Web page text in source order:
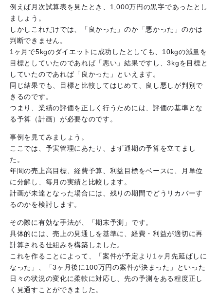
例えば月次試算表を見たとき、1,000万円の黒字であったとし
ましょう。
しかしこれだけでは、「良かった」のか「悪かった」のかは
判断できません。
1ヶ月で5kgのダイエットに成功したとしても、10kgの減量を
目標としていたのであれば「悪い」結果ですし、3kgを目標と
していたのであれば「良かった」といえます。
同じ結果でも、目標と比較してはじめて、良し悪しが判別で
きるのです。
つまり、業績の評価を正しく行うためには、評価の基準とな
る予算（計画）が必要なのです。
事例を見てみましょう。
ここでは、予実管理にあたり、まず通期の予算を立てまし
た。
年間の売上高目標、経費予算、利益目標をベースに、月単位
に分解し、毎月の実績と比較します。
計画が未達となった場合には、残りの期間でどうリカバーす
るのかを検討します。
その際に有効な手法が、「期末予測」です。
具体的には、売上の見通しを基準に、経費・利益が適切に再
計算される仕組みを構築しました。
これを作ることによって、「案件が予定より1ヶ月先延ばしに
なった」、「3ヶ月後に100万円の案件が決まった」といった
日々の状況の変化に柔軟に対応し、先の予測をある程度正し
く見通すことができました。